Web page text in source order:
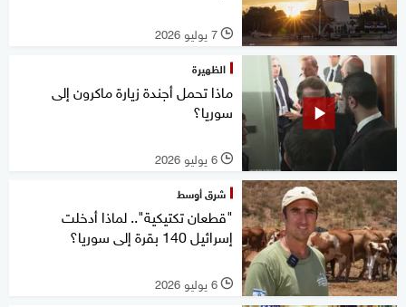
l 7 يوليو 2026
الظهيرة
ماذا تحمل أجندة زيارة ماكرون إلى
سوريا؟
l 6 يوليو 2026
شرق أوسط
"قطعان تكتيكية".. لماذا أدخلت
إسرائيل 140 بقرة إلى سوريا؟
l 6 يوليو 2026